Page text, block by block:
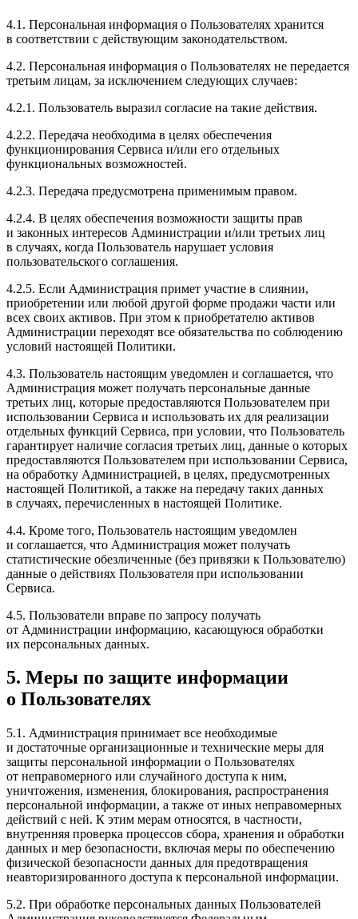
4.1. Персональная информация о Пользователях хранится
в соответствии с действующим законодательством.
4.2. Персональная информация о Пользователях не передается
третьим лицам, за исключением следующих случаев:
4.2.1. Пользователь выразил согласие на такие действия.
4.2.2. Передача необходима в целях обеспечения
функционирования Сервиса и/или его отдельных
функциональных возможностей.
4.2.3. Передача предусмотрена применимым правом.
4.2.4. В целях обеспечения возможности защиты прав
и законных интересов Администрации и/или третьих лиц
в случаях, когда Пользователь нарушает условия
пользовательского соглашения.
4.2.5. Если Администрация примет участие в слиянии,
приобретении или любой другой форме продажи части или
всех своих активов. При этом к приобретателю активов
Администрации переходят все обязательства по соблюдению
условий настоящей Политики.
4.3. Пользователь настоящим уведомлен и соглашается, что
Администрация может получать персональные данные
третьих лиц, которые предоставляются Пользователем при
использовании Сервиса и использовать их для реализации
отдельных функций Сервиса, при условии, что Пользователь
гарантирует наличие согласия третьих лиц, данные о которых
предоставляются Пользователем при использовании Сервиса,
на обработку Администрацией, в целях, предусмотренных
настоящей Политикой, а также на передачу таких данных
в случаях, перечисленных в настоящей Политике.
4.4. Кроме того, Пользователь настоящим уведомлен
и соглашается, что Администрация может получать
статистические обезличенные (без привязки к Пользователю)
данные о действиях Пользователя при использовании
Сервиса.
4.5. Пользователи вправе по запросу получать
от Администрации информацию, касающуюся обработки
их персональных данных.
5. Меры по защите информации
о Пользователях
5.1. Администрация принимает все необходимые
и достаточные организационные и технические меры для
защиты персональной информации о Пользователях
от неправомерного или случайного доступа к ним,
уничтожения, изменения, блокирования, распространения
персональной информации, а также от иных неправомерных
действий с ней. К этим мерам относятся, в частности,
внутренняя проверка процессов сбора, хранения и обработки
данных и мер безопасности, включая меры по обеспечению
физической безопасности данных для предотвращения
неавторизированного доступа к персональной информации.
5.2. При обработке персональных данных Пользователей